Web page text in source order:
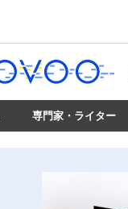
専門家・ライター